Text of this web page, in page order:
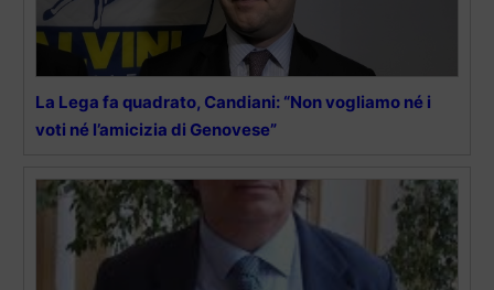
La Lega fa quadrato, Candiani: “Non vogliamo né i
voti né l’amicizia di Genovese”